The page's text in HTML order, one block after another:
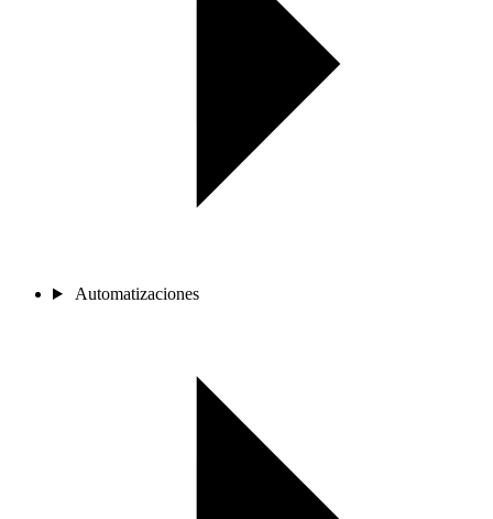
Automatizaciones